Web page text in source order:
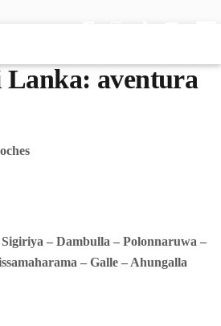
aventura
– Dambulla – Polonnaruwa –
– Galle – Ahungalla